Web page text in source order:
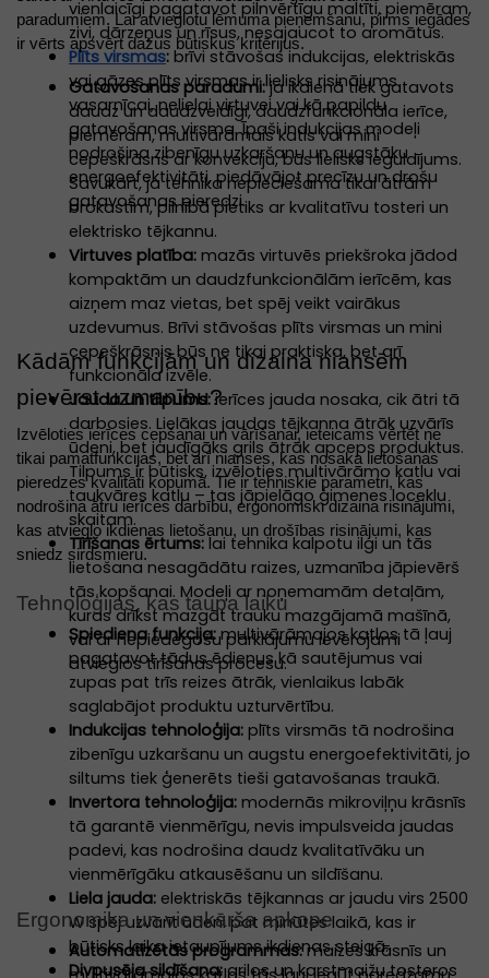
vienlaicīgi pagatavot pilnvērtīgu maltīti, piemēram,
zivi, dārzeņus un rīsus, nesajaucot to aromātus.
Plīts virsmas: brīvi stāvošas indukcijas, elektriskās
vai gāzes plīts virsmas ir lielisks risinājums
vasarnīcai, nelielai virtuvei vai kā papildu
gatavošanas virsma. Īpaši indukcijas modeļi
nodrošina zibenīgu uzkaršanu un augstāku
energoefektivitāti, piedāvājot precīzu un drošu
gatavošanas pieredzi.
paradumiem. Lai atvieglotu lēmuma pieņemšanu, pirms iegādes
ir vērts apsvērt dažus būtiskus kritērijus.
Gatavošanas paradumi:ja ikdienā tiek gatavots
daudz un daudzveidīgi, daudzfunkcionāla ierīce,
piemēram, multivārāmais katls vai mini
cepeškrāsns ar konvekciju, būs lielisks ieguldījums.
Savukārt, ja tehnika nepieciešama tikai ātrām
brokastīm, pilnībā pietiks ar kvalitatīvu tosteri un
elektrisko tējkannu.
Virtuves platība: mazās virtuvēs priekšroka jādod
kompaktām un daudzfunkcionālām ierīcēm, kas
aizņem maz vietas, bet spēj veikt vairākus
uzdevumus. Brīvi stāvošas plīts virsmas un mini
cepeškrāsnis būs ne tikai praktiska, bet arī
funkcionāla izvēle.
Jauda un tilpums:ierīces jauda nosaka, cik ātri tā
darbosies. Lielākas jaudas tējkanna ātrāk uzvārīs
ūdeni, bet jaudīgāks grils ātrāk apceps produktus.
Tilpums ir būtisks, izvēloties multivārāmo katlu vai
taukvāres katlu – tas jāpielāgo ģimenes locekļu
skaitam.
Tīrīšanas ērtums:lai tehnika kalpotu ilgi un tās
lietošana nesagādātu raizes, uzmanība jāpievērš
tās kopšanai. Modeļi ar noņemamām detaļām,
kuras drīkst mazgāt trauku mazgājamā mašīnā,
vai ar nepiedegošu pārklājumu ievērojami
atvieglos tīrīšanas procesu.
Kādām funkcijām un dizaina niansēm
pievērst uzmanību?
Izvēloties ierīcescepšanai un vārīšanai, ieteicams vērtēt ne
tikai pamatfunkcijas, bet arī nianses, kas nosaka lietošanas
pieredzes kvalitāti kopumā. Tie ir tehniskie parametri, kas
nodrošina ātru ierīces darbību, ergonomiski dizaina risinājumi,
kas atvieglo ikdienas lietošanu, un drošības risinājumi, kas
sniedz sirdsmieru.
Tehnoloģijas, kas taupa laiku
Spiediena funkcija:multivārāmajos katlos tā ļauj
pagatavot tādus ēdienus kā sautējumus vai
zupas pat trīs reizes ātrāk, vienlaikus labāk
saglabājot produktu uzturvērtību.
Indukcijas tehnoloģija: plīts virsmās tā nodrošina
zibenīgu uzkaršanu un augstu energoefektivitāti, jo
siltums tiek ģenerēts tieši gatavošanas traukā.
Invertora tehnoloģija: modernās mikroviļņu krāsnīs
tā garantē vienmērīgu, nevis impulsveida jaudas
padevi, kas nodrošina daudz kvalitatīvāku un
vienmērīgāku atkausēšanu un sildīšanu.
Liela jauda: elektriskās tējkannas ar jaudu virs 2500
W spēj uzvārīt ūdeni pat minūtes laikā, kas ir
būtisks laika ietaupījums ikdienas steigā.
Divpusēja sildīšana:grilos un karstmaižu tosteros
Ergonomika un vienkārša apkope
Automatizētās programmas:maizes krāsnīs un